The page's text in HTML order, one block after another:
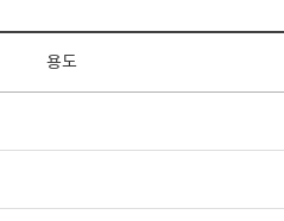
용도